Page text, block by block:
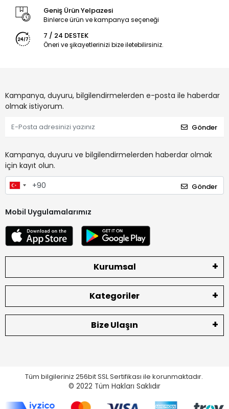
Geniş Ürün Yelpazesi
Binlerce ürün ve kampanya seçeneği
7 / 24 DESTEK
Öneri ve şikayetlerinizi bize iletebilirsiniz.
Kampanya, duyuru, bilgilendirmelerden e-posta ile haberdar
olmak istiyorum.
Gönder
Kampanya, duyuru ve bilgilendirmelerden haberdar olmak
için kayıt olun.
Gönder
Mobil Uygulamalarımız
Kurumsal
Kategoriler
Bize Ulaşın
Tüm bilgileriniz 256bit SSL Sertifikası ile korunmaktadır.
© 2022 Tüm Hakları Saklıdır